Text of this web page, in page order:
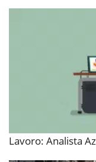
Lavoro: Analista